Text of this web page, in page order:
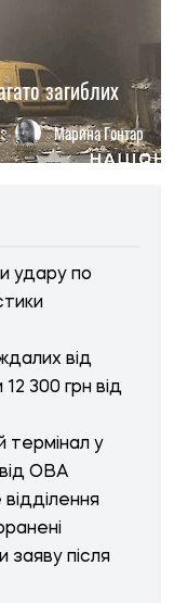
загиблих
Марина Гонтар
удару по
від
300 грн від
термінал у
від ОВА
заяву після